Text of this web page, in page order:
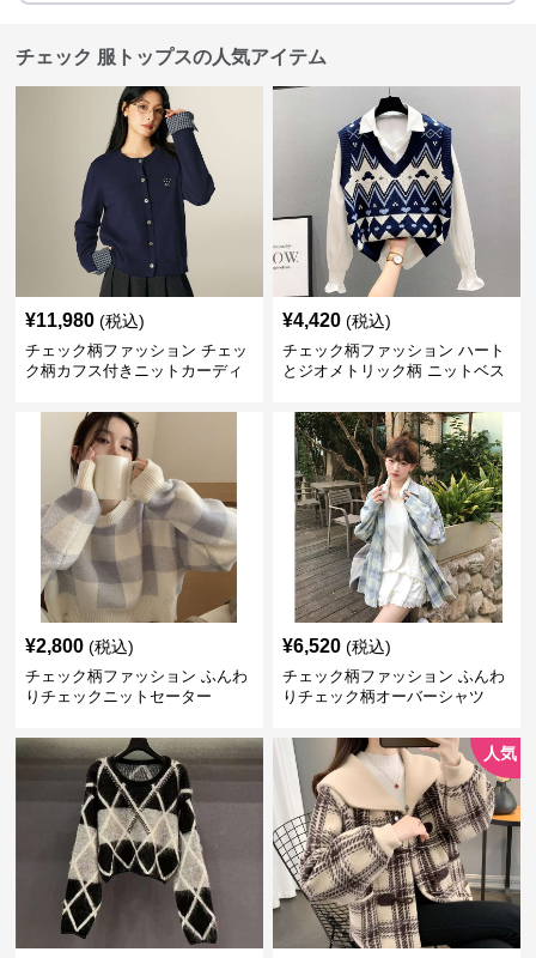
チェック 服トップスの人気アイテム
¥11,980 (税込)
チェック柄ファッション チェッ
ク柄カフス付きニットカーディ
¥4,420 (税込)
チェック柄ファッション ハート
とジオメトリック柄 ニットベス
¥2,800 (税込)
チェック柄ファッション ふんわ
りチェックニットセーター
¥6,520 (税込)
チェック柄ファッション ふんわ
りチェック柄オーバーシャツ
人気